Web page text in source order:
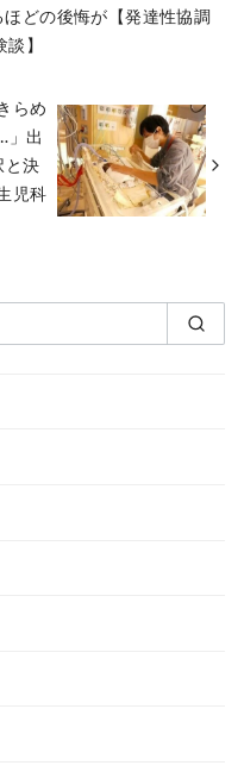
どの後悔が【発達性協調
】
らめ
」出
と決
児科